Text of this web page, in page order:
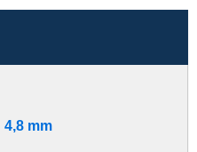
4,8 mm